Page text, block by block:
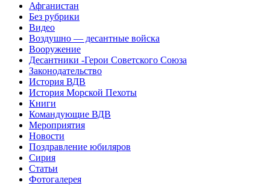
Афганистан
Без рубрики
Видео
Воздушно — десантные войска
Вооружение
Десантники -Герои Советского Союза
Законодательство
История ВДВ
История Морской Пехоты
Книги
Командующие ВДВ
Мероприятия
Новости
Поздравление юбиляров
Сирия
Статьи
Фотогалерея